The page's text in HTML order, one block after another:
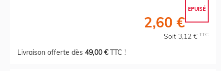
EPUISÉ
2,60 €
Soit 3,12 € TTC
Livraison offerte dès 49,00 €TTC !